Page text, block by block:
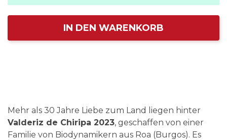
IN DEN WARENKORB
Mehr als 30 Jahre Liebe zum Land liegen hinter
Valderiz de Chiripa 2023, geschaffen von einer
Familie von Biodynamikern aus Roa (Burgos). Es